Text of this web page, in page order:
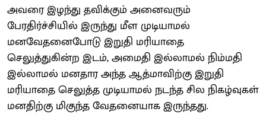
அவரை இழந்து தவிக்கும் அனைவரும்
பேரதிர்ச்சியில் இருந்து மீள முடியாமல்
மனவேதனைபோடு இறுதி மரியாதை
செலுத்துகின்ற இடம், அமைதி இல்லாமல் நிம்மதி
இல்லாமல் மனதார அந்த ஆத்மாவிற்கு இறுதி
மரியாதை செலுத்த முடியாமல் நடந்த சில நிகழ்வுகள்
மனதிற்கு மிகுந்த வேதனையாக இருந்தது.